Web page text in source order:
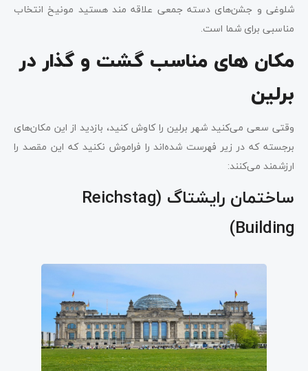
شلوغی و جشن‌های دسته جمعی علاقه مند هستید مونیخ انتخاب
مناسبی برای شما است.
مکان‌ های مناسب گشت‌ و گذار در
برلین
وقتی سعی می‌کنید شهر برلین را کاوش کنید، بازدید از این مکان‌های
برجسته که در زیر فهرست شده‌اند را فراموش نکنید که این مقصد را
ارزشمند می‌کنند:
ساختمان رایشتاگ (Reichstag
Building)